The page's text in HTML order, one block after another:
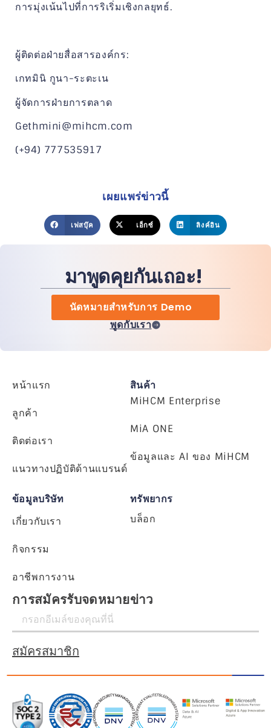
การมุ่งเน้นไปที่การริเริ่มเชิงกลยุทธ์.
ผู้ติดต่อฝ่ายสื่อสารองค์กร:
เกทมินิ กูนา-ระตะเน
ผู้จัดการฝ่ายการตลาด
Gethmini@mihcm.com
(+94) 777535917
เผยแพร่ข่าวนี้
เฟสบุ๊ค เอ็กซ์ ลิงค์อิน
มาพูดคุยกันเถอะ!
นัดหมายสำหรับการ Demo
พูดกับเรา
หน้าแรก
ลูกค้า
ติดต่อเรา
แนวทางปฏิบัติด้านแบรนด์
สินค้า
MiHCM Enterprise
MiA ONE
ข้อมูลและ AI ของ MiHCM
ข้อมูลบริษัท
เกี่ยวกับเรา
กิจกรรม
อาชีพการงาน
ทรัพยากร
บล็อก
การสมัครรับจดหมายข่าว
สมัครสมาชิก